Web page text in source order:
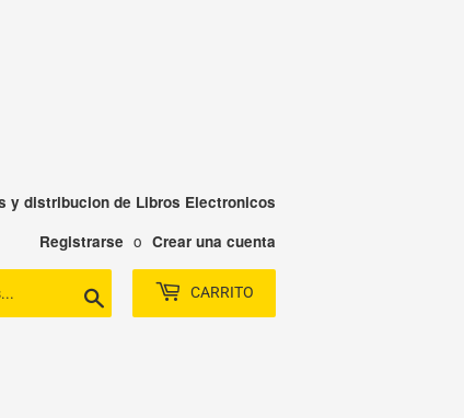
y distribucion de Libros Electronicos
Registrarse o Crear una cuenta
CARRITO